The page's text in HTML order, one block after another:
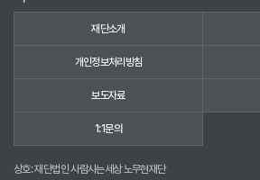
재단소개
개인정보처리방침
보도자료
1:1문의
상호: 재단법인 사람사는세상 노무현재단